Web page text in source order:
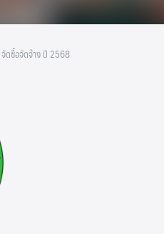
จัดซื้อจัดจ้าง ปี 2568